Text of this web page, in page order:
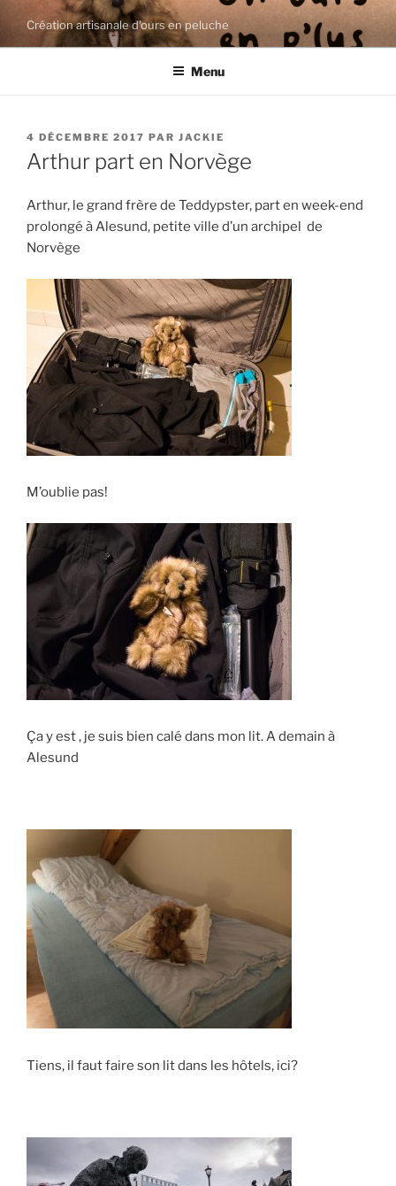
contenu
Création artisanale d'ours en peluche
Menu
PUBLIÉ
LE
4 DÉCEMBRE 2017 PAR JACKIE
Arthur part en Norvège
Arthur, le grand frère de Teddypster, part en week-end
prolongé à Alesund, petite ville d’un archipel de
Norvège
M’oublie pas!
Ça y est , je suis bien calé dans mon lit. A demain à
Alesund
Tiens, il faut faire son lit dans les hôtels, ici?